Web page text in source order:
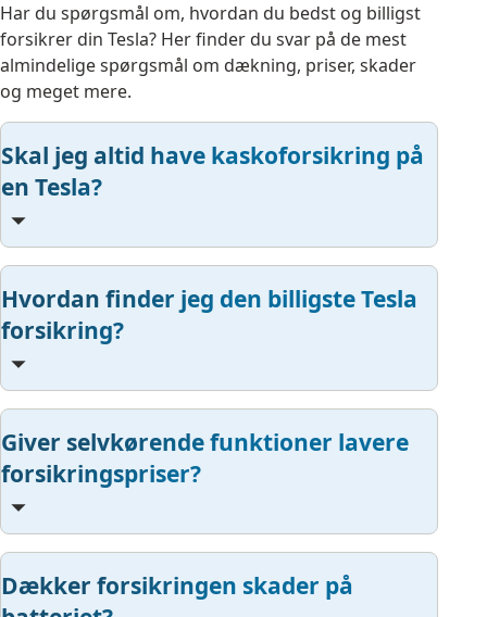
Har du spørgsmål om, hvordan du bedst og billigst
forsikrer din Tesla? Her finder du svar på de mest
almindelige spørgsmål om dækning, priser, skader
og meget mere.
Skal jeg altid have kaskoforsikring på
en Tesla?
Hvordan finder jeg den billigste Tesla
forsikring?
Giver selvkørende funktioner lavere
forsikringspriser?
Dækker forsikringen skader på